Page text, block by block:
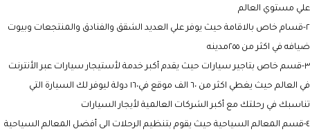
علي مستوي العالم
٢-قسام خاص بالاقامة حيث يوفر علي العديد الشقق والفنادق والمنتجعات وبيوت
ضيافه في اكثر من ٢٥٥مدينه
٣-قسم خاص بتاجير سيارات حيث يقدم أكبر خدمة لأستيجار سيارات عبر الأنترنت
في العالم حيث يغطي اكثر من ٦٠ الف موقع في١٦٠ دولة ليوفر لك السيارة التي
تناسبك في رحلتك مع أكبر الشركات العالمية لأيجار السيارات
٤-قسم المعالم السياحية حيث يقوم بتنظيم الرحلات الى أفضل المعالم السياحية